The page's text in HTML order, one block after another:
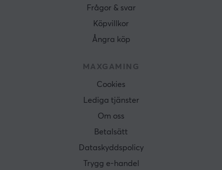
Frågor & svar
Köpvillkor
Ångra köp
MAXGAMING
Cookies
Lediga tjänster
Om oss
Betalsätt
Dataskyddspolicy
Trygg e-handel